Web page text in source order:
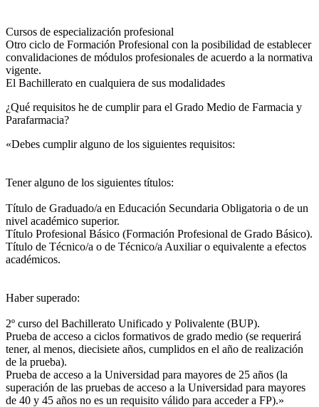
Cursos de especialización profesional
Otro ciclo de Formación Profesional con la posibilidad de establecer
convalidaciones de módulos profesionales de acuerdo a la normativa
vigente.
El Bachillerato en cualquiera de sus modalidades
¿Qué requisitos he de cumplir para el Grado Medio de Farmacia y
Parafarmacia?
«Debes cumplir alguno de los siguientes requisitos:
Tener alguno de los siguientes títulos:
Título de Graduado/a en Educación Secundaria Obligatoria o de un
nivel académico superior.
Título Profesional Básico (Formación Profesional de Grado Básico).
Título de Técnico/a o de Técnico/a Auxiliar o equivalente a efectos
académicos.
Haber superado:
2º curso del Bachillerato Unificado y Polivalente (BUP).
Prueba de acceso a ciclos formativos de grado medio (se requerirá
tener, al menos, diecisiete años, cumplidos en el año de realización
de la prueba).
Prueba de acceso a la Universidad para mayores de 25 años (la
superación de las pruebas de acceso a la Universidad para mayores
de 40 y 45 años no es un requisito válido para acceder a FP).»